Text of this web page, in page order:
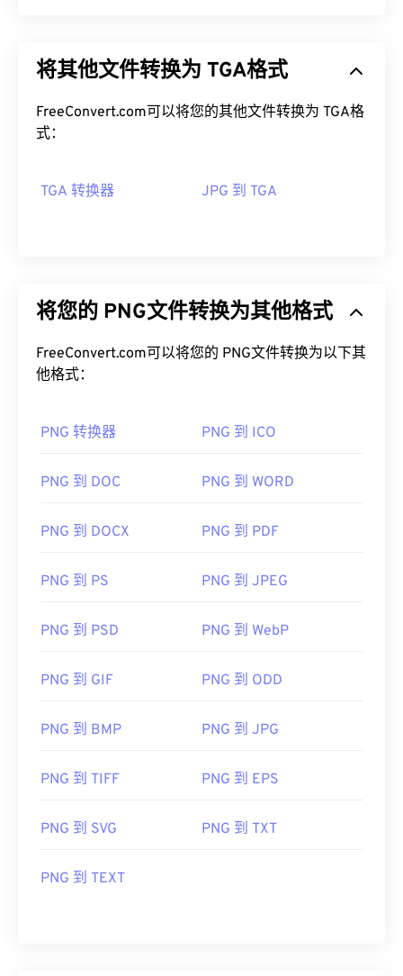
RGB或RGBA颜色，并支持透明度，非常适合用于图
如，尝试我们的GIF 转 APNG）。使用 PNG 的优势
包括：此外，PNG 是一种采用
如何打开 PNG 文件？
PNG 转 JPG、PNG 转 WebP或PNG 转 BMP转换
器。
GIMP或
大，因此将其添加到网页时请务必小心。PNG 文件
透明背景。
开发者：巴布亚新几内亚发展集团
LifeWire 关于 PNG 的文章
相关PNG工具：
将其他文件转换为 TGA格式
FreeConvert.com可以将您的其他文件转换为 TGA格
式：
TGA 转换器 JPG 到 TGA
将您的 PNG文件转换为其他格式
FreeConvert.com可以将您的 PNG文件转换为以下其
他格式：
PNG 转换器 PNG 到 ICO
PNG 到 DOC PNG 到 WORD
PNG 到 DOCX PNG 到 PDF
PNG 到 PS PNG 到 JPEG
PNG 到 PSD PNG 到 WebP
PNG 到 GIF PNG 到 ODD
PNG 到 BMP PNG 到 JPG
PNG 到 TIFF PNG 到 EPS
PNG 到 SVG PNG 到 TXT
PNG 到 TEXT